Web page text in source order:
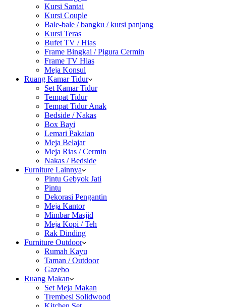
Kursi Santai
Kursi Couple
Bale-bale / bangku / kursi panjang
Kursi Teras
Bufet TV / Hias
Frame Bingkai / Pigura Cermin
Frame TV Hias
Meja Konsul
Ruang Kamar Tidur
Set Kamar Tidur
Tempat Tidur
Tempat Tidur Anak
Bedside / Nakas
Box Bayi
Lemari Pakaian
Meja Belajar
Meja Rias / Cermin
Nakas / Bedside
Furniture Lainnya
Pintu Gebyok Jati
Pintu
Dekorasi Pengantin
Meja Kantor
Mimbar Masjid
Meja Kopi / Teh
Rak Dinding
Furniture Outdoor
Rumah Kayu
Taman / Outdoor
Gazebo
Ruang Makan
Set Meja Makan
Trembesi Solidwood